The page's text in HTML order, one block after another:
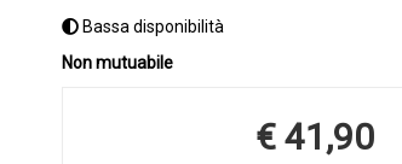
Bassa disponibilità
Non mutuabile
Prezzo
€ 41,90